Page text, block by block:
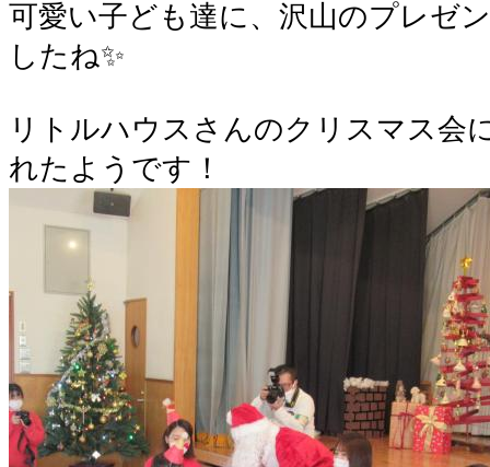
可愛い子ども達に、沢山のプレゼ
したね✨
リトルハウスさんのクリスマス会
れたようです！